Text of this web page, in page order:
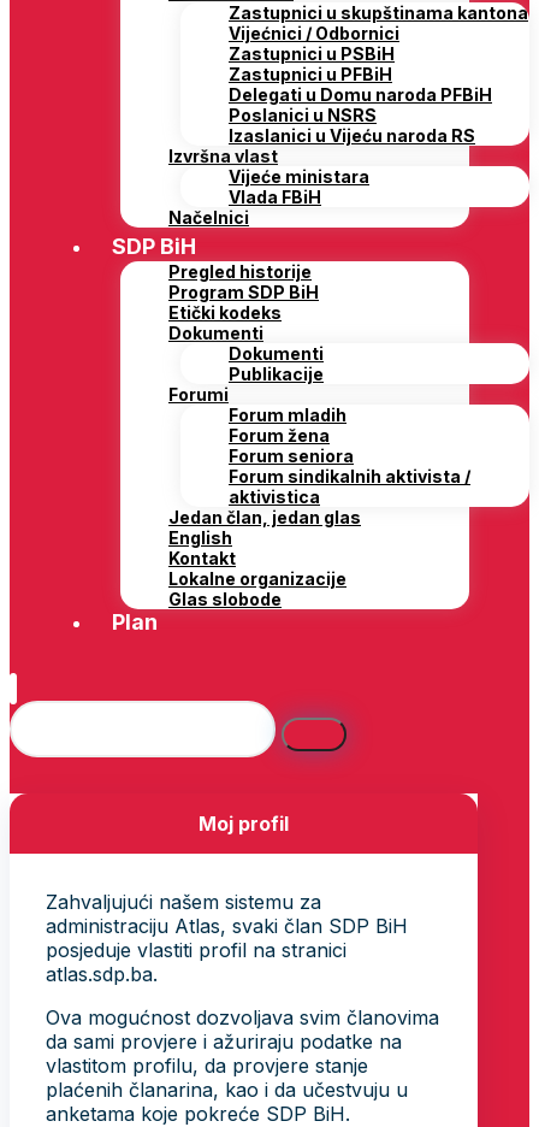
Zastupnici u skupštinama kantona
Vijećnici / Odbornici
Zastupnici u PSBiH
Zastupnici u PFBiH
Delegati u Domu naroda PFBiH
Poslanici u NSRS
Izaslanici u Vijeću naroda RS
Izvršna vlast
Vijeće ministara
Vlada FBiH
Načelnici
SDP BiH
Pregled historije
Program SDP BiH
Etički kodeks
Dokumenti
Dokumenti
Publikacije
Forumi
Forum mladih
Forum žena
Forum seniora
Forum sindikalnih aktivista /
aktivistica
Jedan član, jedan glas
English
Kontakt
Lokalne organizacije
Glas slobode
Plan
Moj profil
Zahvaljujući našem sistemu za
administraciju Atlas, svaki član SDP BiH
posjeduje vlastiti profil na stranici
atlas.sdp.ba.
Ova mogućnost dozvoljava svim članovima
da sami provjere i ažuriraju podatke na
vlastitom profilu, da provjere stanje
plaćenih članarina, kao i da učestvuju u
anketama koje pokreće SDP BiH.